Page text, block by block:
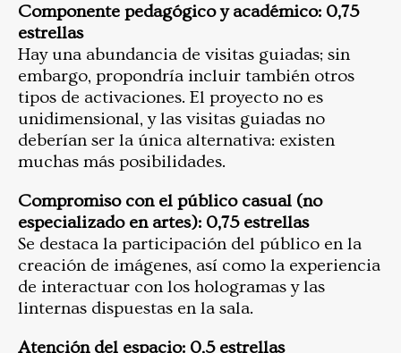
Componente pedagógico y académico: 0,75
estrellas
Hay una abundancia de visitas guiadas; sin
embargo, propondría incluir también otros
tipos de activaciones. El proyecto no es
unidimensional, y las visitas guiadas no
deberían ser la única alternativa: existen
muchas más posibilidades.
Compromiso con el público casual (no
especializado en artes): 0,75 estrellas
Se destaca la participación del público en la
creación de imágenes, así como la experiencia
de interactuar con los hologramas y las
linternas dispuestas en la sala.
Atención del espacio: 0,5 estrellas